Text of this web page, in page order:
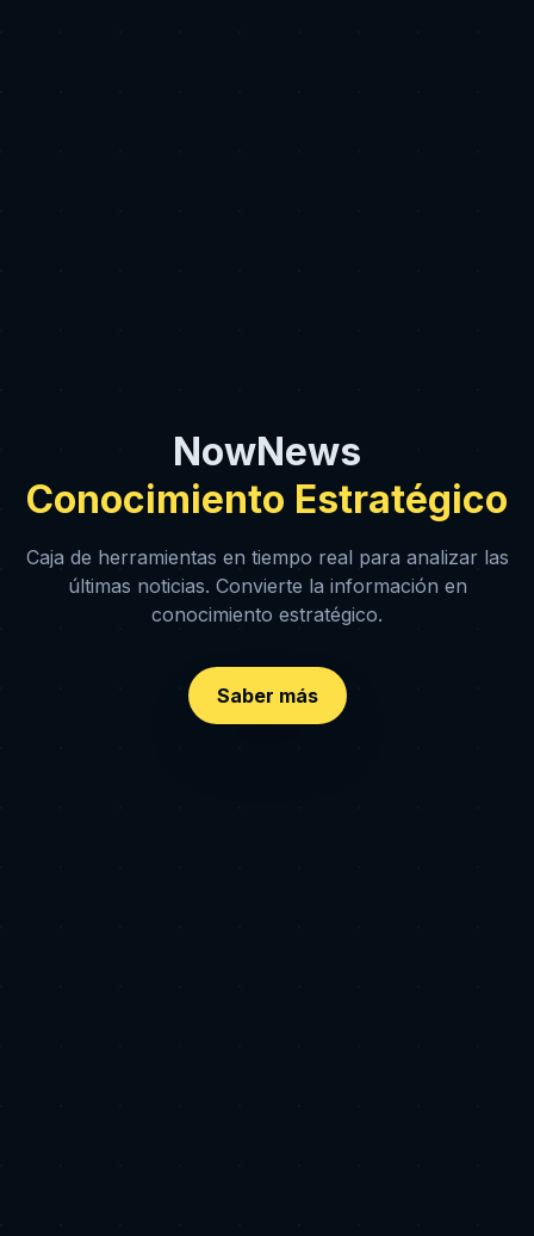
NowNews
Conocimiento Estratégico
Caja de herramientas en tiempo real para analizar las
últimas noticias. Convierte la información en
conocimiento estratégico.
Saber más